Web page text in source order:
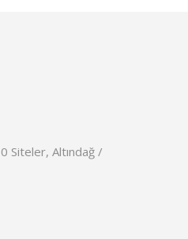
Siteler, Altındağ /